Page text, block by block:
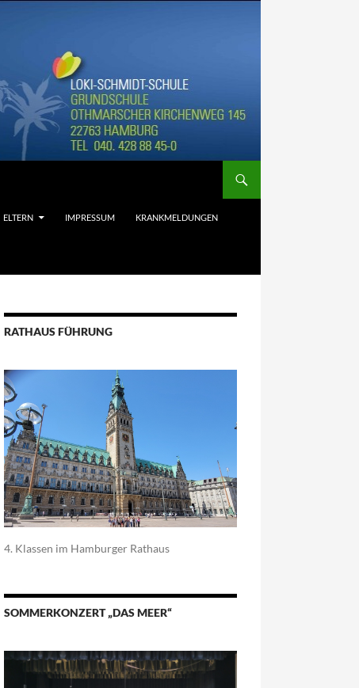
ELTERN IMPRESSUM KRANKMELDUNGEN
RATHAUS FÜHRUNG
4. Klassen im Hamburger Rathaus
SOMMERKONZERT „DAS MEER“